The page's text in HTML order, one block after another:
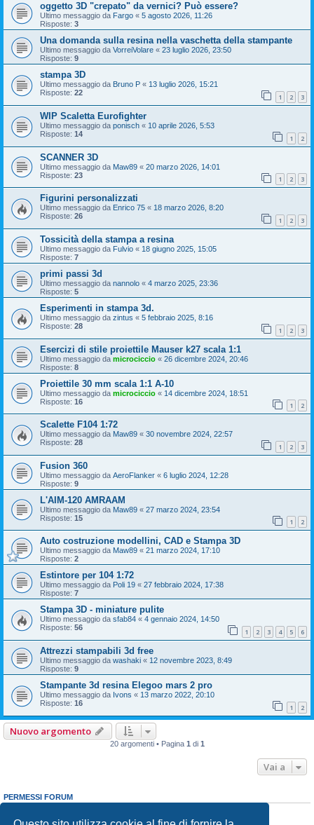
oggetto 3D "crepato" da vernici? Può essere?
Ultimo messaggio da Fargo « 5 agosto 2026, 11:26
Risposte: 3
Una domanda sulla resina nella vaschetta della stampante
Ultimo messaggio da VorreiVolare « 23 luglio 2026, 23:50
Risposte: 9
stampa 3D
Ultimo messaggio da Bruno P « 13 luglio 2026, 15:21
Risposte: 22 1 2 3
WIP Scaletta Eurofighter
Ultimo messaggio da ponisch « 10 aprile 2026, 5:53
Risposte: 14 1 2
SCANNER 3D
Ultimo messaggio da Maw89 « 20 marzo 2026, 14:01
Risposte: 23 1 2 3
Figurini personalizzati
Ultimo messaggio da Enrico 75 « 18 marzo 2026, 8:20
Risposte: 26 1 2 3
Tossicità della stampa a resina
Ultimo messaggio da Fulvio « 18 giugno 2025, 15:05
Risposte: 7
primi passi 3d
Ultimo messaggio da nannolo « 4 marzo 2025, 23:36
Risposte: 5
Esperimenti in stampa 3d.
Ultimo messaggio da zintus « 5 febbraio 2025, 8:16
Risposte: 28 1 2 3
Esercizi di stile proiettile Mauser k27 scala 1:1
Ultimo messaggio da microciccio « 26 dicembre 2024, 20:46
Risposte: 8
Proiettile 30 mm scala 1:1 A-10
Ultimo messaggio da microciccio « 14 dicembre 2024, 18:51
Risposte: 16 1 2
Scalette F104 1:72
Ultimo messaggio da Maw89 « 30 novembre 2024, 22:57
Risposte: 28 1 2 3
Fusion 360
Ultimo messaggio da AeroFlanker « 6 luglio 2024, 12:28
Risposte: 9
L'AIM-120 AMRAAM
Ultimo messaggio da Maw89 « 27 marzo 2024, 23:54
Risposte: 15 1 2
Auto costruzione modellini, CAD e Stampa 3D
Ultimo messaggio da Maw89 « 21 marzo 2024, 17:10
Risposte: 2
Estintore per 104 1:72
Ultimo messaggio da Poli 19 « 27 febbraio 2024, 17:38
Risposte: 7
Stampa 3D - miniature pulite
Ultimo messaggio da sfab84 « 4 gennaio 2024, 14:50
Risposte: 56 1 2 3 4 5 6
Attrezzi stampabili 3d free
Ultimo messaggio da washaki « 12 novembre 2023, 8:49
Risposte: 9
Stampante 3d resina Elegoo mars 2 pro
Ultimo messaggio da Ivons « 13 marzo 2022, 20:10
Risposte: 16 1 2
Nuovo argomento
20 argomenti • Pagina 1 di 1
Vai a
PERMESSI FORUM
Non puoirispondere negli argomenti